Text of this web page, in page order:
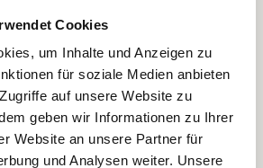
Cookies
um Inhalte und Anzeigen zu
für soziale Medien anbieten
auf unsere Website zu
geben wir Informationen zu Ihrer
Website an unsere Partner für
und Analysen weiter. Unsere
und zeigen, warum
Blick so wichtig ist.
sollten:
weiterhilft